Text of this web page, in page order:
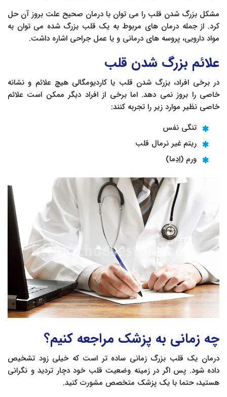
مشکل بزرگ شدن قلب را می توان با درمان صحیح علت بروز آن حل
کرد. از جمله درمان های مربوط به یک قلب بزرگ شده می توان به
مواد دارویی، پروسه های درمانی و یا عمل جراحی اشاره داشت.
علائم بزرگ شدن قلب
در برخی افراد، بزرگ شدن قلب یا کاردیومگالی هیچ علائم و نشانه
خاصی را بروز نمی دهد. اما برخی از افراد دیگر ممکن است علائم
خاصی نظیر موارد زیر را تجربه کنند:
تنگی نفس
ریتم غیر نرمال قلب
ورم (اِدِما)
چه زمانی به پزشک مراجعه کنیم؟
درمان یک قلب بزرگ زمانی ساده تر است که خیلی زود تشخیص
داده شود. پس اگر در زمینه وضعیت قلب خود دچار تردید و نگرانی
هستید، حتما با یک پزشک متخصص مشورت کنید.